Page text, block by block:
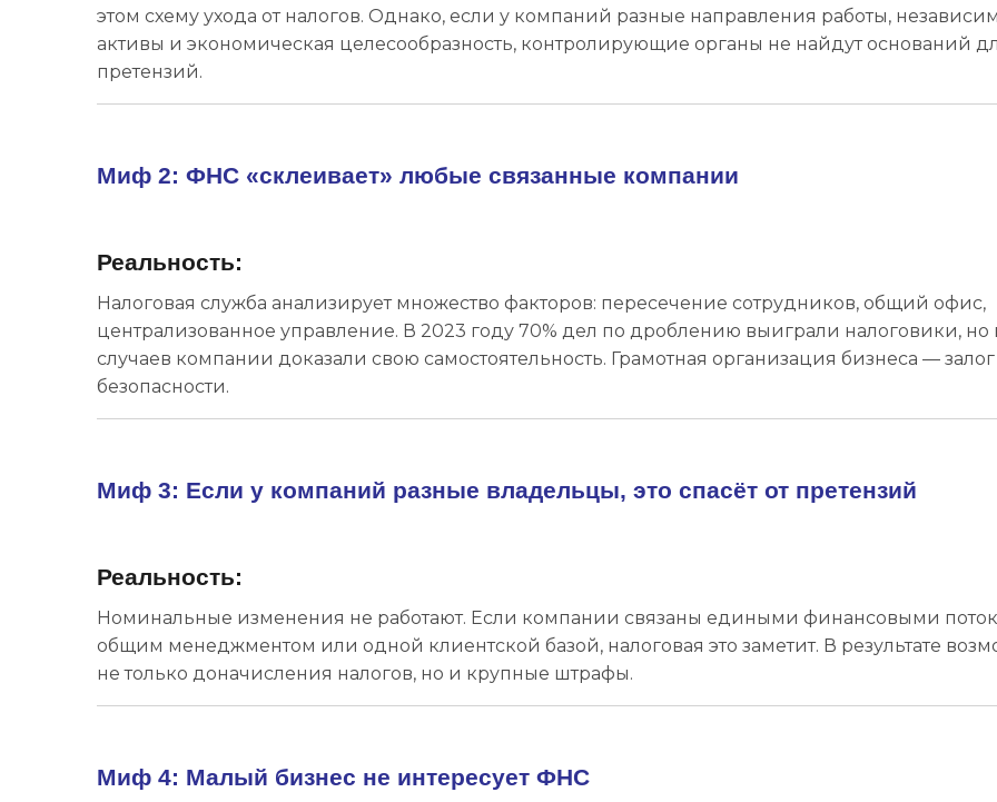
этом схему ухода от налогов. Однако, если у компаний разные направления работы,
активы и экономическая целесообразность, контролирующие органы не найдут оснований
претензий.
Миф 2: ФНС «склеивает» любые связанные компании
Реальность:
Налоговая служба анализирует множество факторов: пересечение сотрудников, общий офис,
централизованное управление. В 2023 году 70% дел по дроблению выиграли налоговики, но
случаев компании доказали свою самостоятельность. Грамотная организация бизнеса — залог
безопасности.
Миф 3: Если у компаний разные владельцы, это спасёт от претензий
Реальность:
Номинальные изменения не работают. Если компании связаны едиными финансовыми
общим менеджментом или одной клиентской базой, налоговая это заметит. В результате
не только доначисления налогов, но и крупные штрафы.
Миф 4: Малый бизнес не интересует ФНС